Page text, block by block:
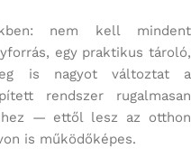
nem kell mindent
egy praktikus tároló,
is nagyot változtat a
rendszer rugalmasan
— ettől lesz az otthon
is működőképes.